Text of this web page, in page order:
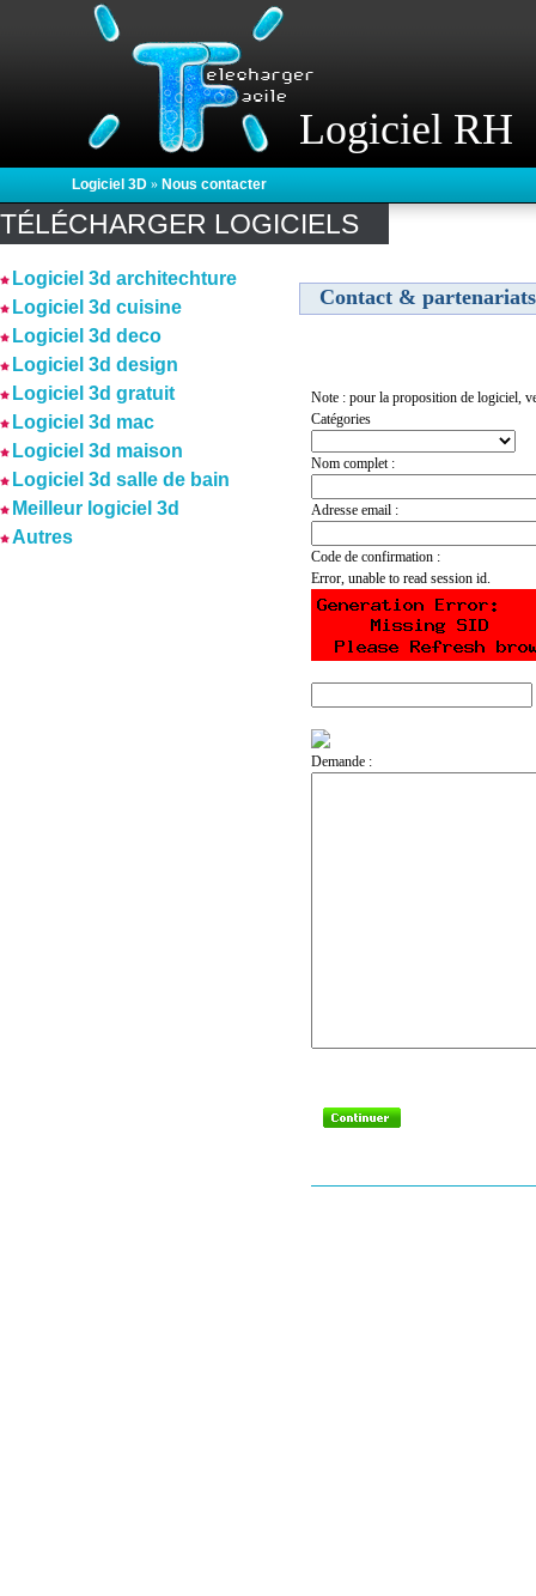
Logiciel RH
Logiciel 3D » Nous contacter
TÉLÉCHARGER LOGICIELS
Logiciel 3d architechture
Logiciel 3d cuisine
Logiciel 3d deco
Logiciel 3d design
Logiciel 3d gratuit
Logiciel 3d mac
Logiciel 3d maison
Logiciel 3d salle de bain
Meilleur logiciel 3d
Autres
Contact & partenariats
Note : pour la proposition de logiciel,
Catégories
Nom complet :
Adresse email :
Code de confirmation :
Error, unable to read session id.
Demande :